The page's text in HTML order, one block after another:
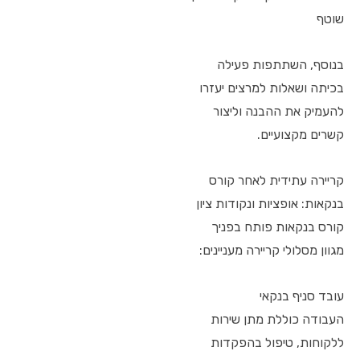
שוטף
בנוסף, השתתפות פעילה
בכיתה ושאלות למרצים יעזרו
להעמיק את ההבנה וליצור
קשרים מקצועיים.
קריירה עתידית לאחר קורס
בנקאות: אופציות ונקודות ציון
קורס בנקאות פותח בפניך
מגוון מסלולי קריירה מעניינים:
עובד סניף בנקאי
העבודה כוללת מתן שירות
ללקוחות, טיפול בהפקדות